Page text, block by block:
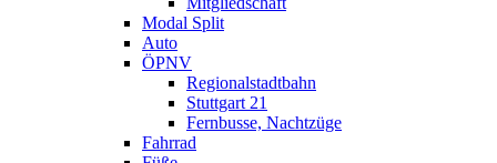
Modal Split
Auto
ÖPNV
Regionalstadtbahn
Stuttgart 21
Fernbusse, Nachtzüge
Fahrrad